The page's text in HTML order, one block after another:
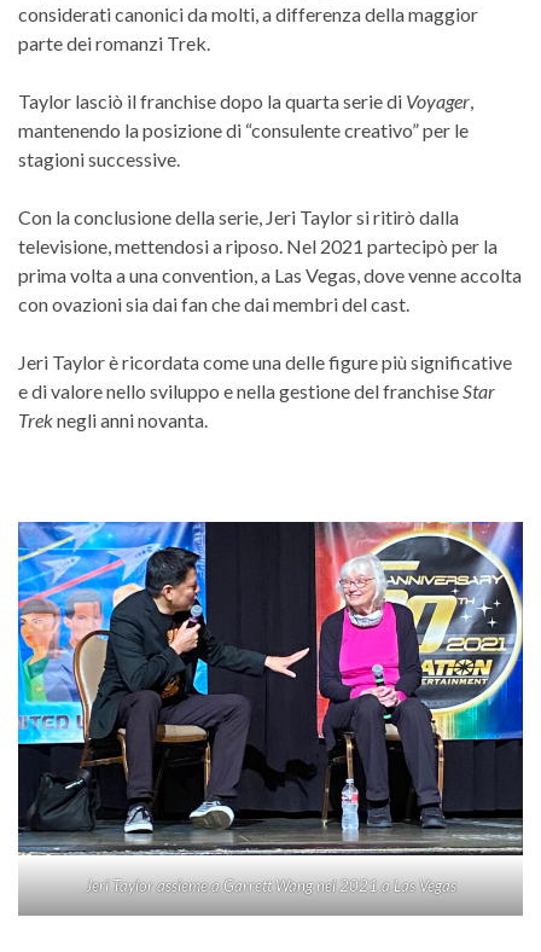
considerati canonici da molti, a differenza della maggior
parte dei romanzi Trek.
Taylor lasciò il franchise dopo la quarta serie di Voyager
mantenendo la posizione di “consulente creativo” per le
stagioni successive.
Con la conclusione della serie, Jeri Taylor si ritirò dalla
televisione, mettendosi a riposo. Nel 2021 partecipò per la
prima volta a una convention, a Las Vegas, dove venne accolta
con ovazioni sia dai fan che dai membri del cast.
Jeri Taylor è ricordata come una delle figure più significative
e di valore nello sviluppo e nella gestione del franchise Star
Treknegli anni novanta.
Jeri Taylor assieme a Garrett Wang nel 2021 a Las Vegas